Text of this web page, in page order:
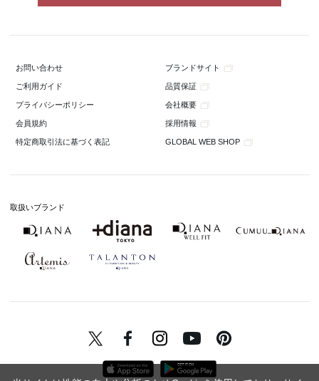
お問い合わせ ブランドサイト
ご利用ガイド 品質保証
プライバシーポリシー 会社概要
会員規約 採用情報
特定商取引法に基づく表記 GLOBAL WEB SHOP
取扱いブランド